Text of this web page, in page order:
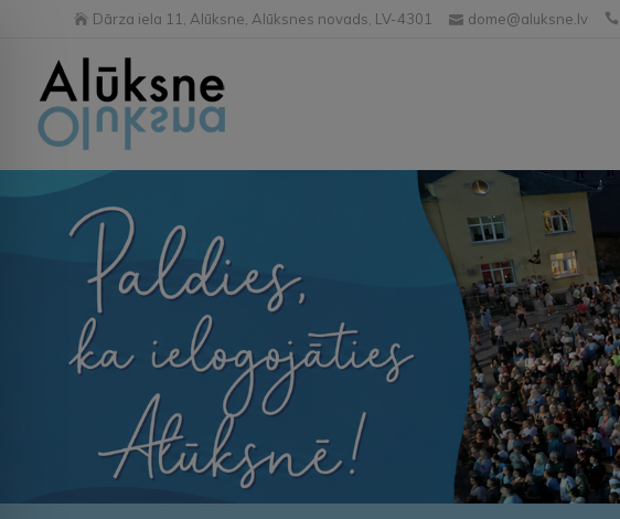
Dārza iela 11, Alūksne, Alūksnes novads, LV-4301 dome@aluksne.lv